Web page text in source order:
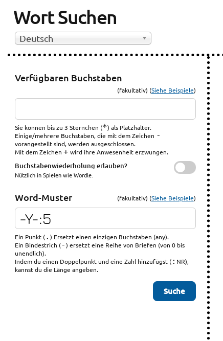
Wort Suchen
Deutsch
Verfügbaren Buchstaben
(fakultativ) (Siehe Beispiele)
Sie können bis zu 3 Sternchen (*) als Platzhalter.
Einige/mehrere Buchstaben, die mit dem Zeichen -
vorangestellt sind, werden ausgeschlossen.
Mit dem Zeichen+ wird ihre Anwesenheit erzwungen.
Buchstabenwiederholung erlauben?
Nützlich in Spielen wie Wordle.
Word-Muster (fakultativ) (Siehe Beispiele)
Ein Punkt (.) Ersetzt einen einzigen Buchstaben (any).
Ein Bindestrich (-) ersetzt eine Reihe von Briefen (von 0 bis
unendlich).
Indem du einen Doppelpunkt und eine Zahl hinzufügst (: NR),
kannst du die Länge angeben.